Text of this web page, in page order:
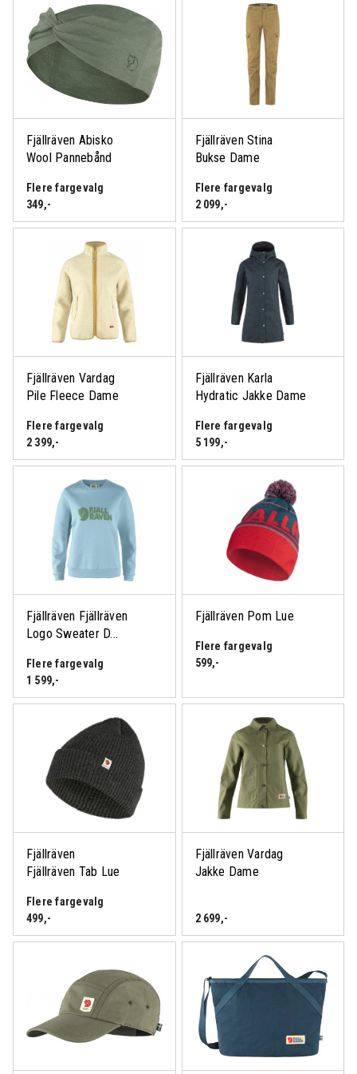
Fjällräven Abisko
Wool Pannebånd
Flere fargevalg
349,-
Fjällräven Stina
Bukse Dame
Flere fargevalg
2 099,-
Fjällräven Vardag
Pile Fleece Dame
Flere fargevalg
2 399,-
Fjällräven Karla
Hydratic Jakke Dame
Flere fargevalg
5 199,-
Fjällräven Fjällräven
Logo Sweater D...
Flere fargevalg
1 599,-
Fjällräven Pom Lue
Flere fargevalg
599,-
Fjällräven
Fjällräven Tab Lue
Flere fargevalg
499,-
Fjällräven Vardag
Jakke Dame
2 699,-